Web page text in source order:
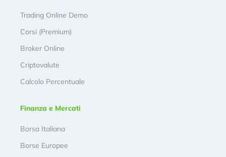
Trading Online Demo
Corsi (Premium)
Broker Online
Criptovalute
Calcolo Percentuale
Finanza e Mercati
Borsa Italiana
Borse Europee